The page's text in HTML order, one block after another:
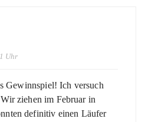
Uhr
Gewinnspiel! Ich versuch
ziehen im Februar in
definitiv einen Läufer